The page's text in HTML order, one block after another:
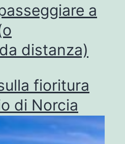
a
distanza)
fioritura
di Norcia